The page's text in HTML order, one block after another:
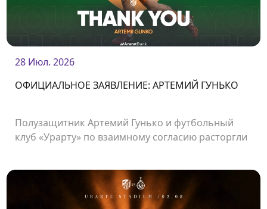
28 Июл. 2026
ОФИЦИАЛЬНОЕ ЗАЯВЛЕНИЕ: АРТЕМИЙ ГУНЬКО
Полузащитник Артемий Гунько и футбольный
клуб «Урарту» по взаимному согласию расторгли